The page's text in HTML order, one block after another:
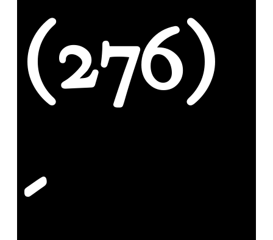
(276)
-